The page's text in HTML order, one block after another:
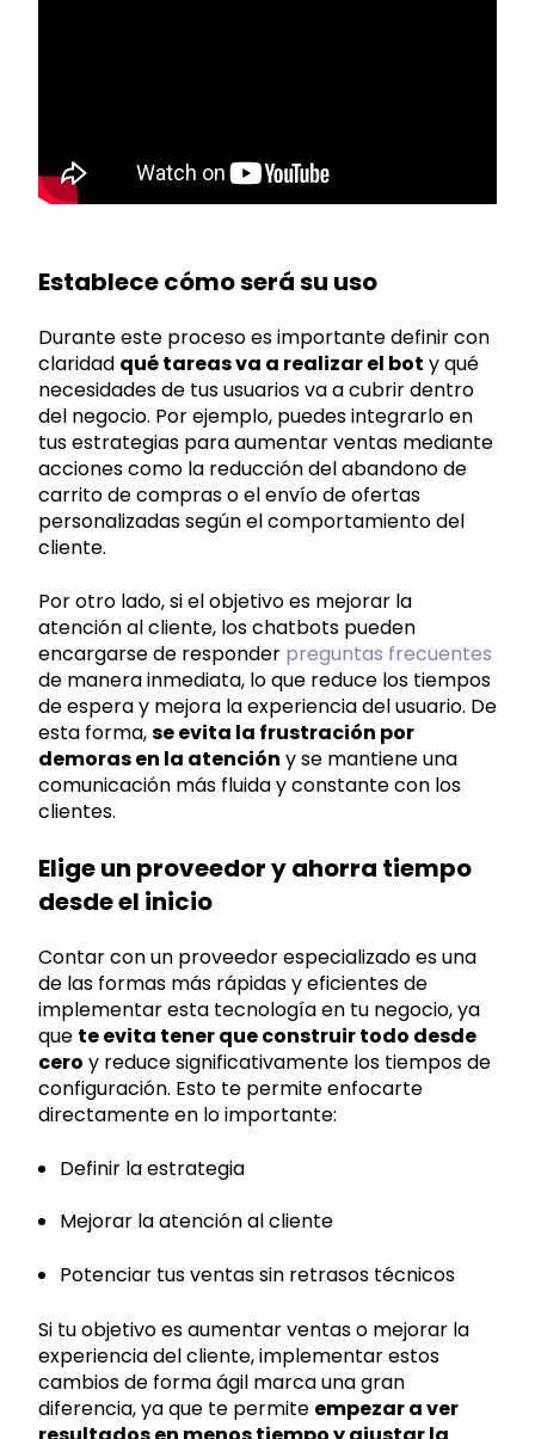
Establece cómo será su uso
Durante este proceso es importante definir con
claridad qué tareas va a realizar el bot y qué
necesidades de tus usuarios va a cubrir dentro
del negocio. Por ejemplo, puedes integrarlo en
tus estrategias para aumentar ventas mediante
acciones como la reducción del abandono de
carrito de compras o el envío de ofertas
personalizadas según el comportamiento del
cliente.
Por otro lado, si el objetivo es mejorar la
atención al cliente, los chatbots pueden
encargarse de responder preguntas frecuentes
de manera inmediata, lo que reduce los tiempos
de espera y mejora la experiencia del usuario. De
esta forma,se evita la frustración por
demoras en la atención y se mantiene una
comunicación más fluida y constante con los
clientes.
Elige un proveedor y ahorra tiempo
desde el inicio
Contar con un proveedor especializado es una
de las formas más rápidas y eficientes de
implementar esta tecnología en tu negocio, ya
que te evita tener que construir todo desde
cero y reduce significativamente los tiempos de
configuración. Esto te permite enfocarte
directamente en lo importante:
Definir la estrategia
Mejorar la atención al cliente
Potenciar tus ventas sin retrasos técnicos
Si tu objetivo es aumentar ventas o mejorar la
experiencia del cliente, implementar estos
cambios de forma ágil marca una gran
diferencia, ya que te permite empezar a ver